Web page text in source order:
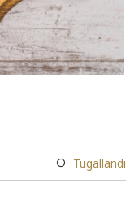
Tugallandi